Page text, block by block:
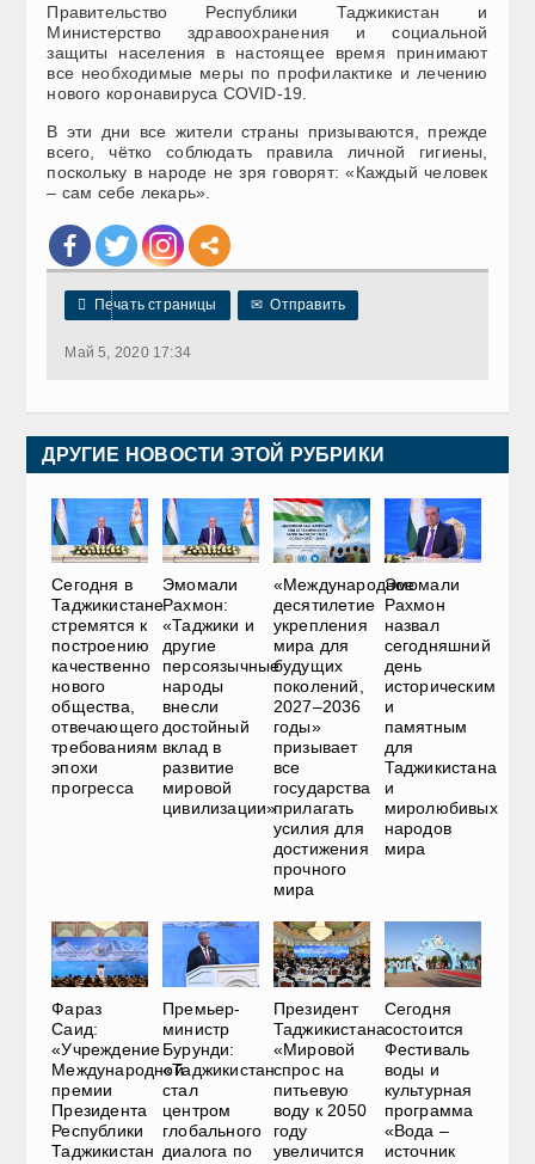
Правительство Республики Таджикистан и
Министерство здравоохранения и социальной
защиты населения в настоящее время принимают
все необходимые меры по профилактике и лечению
нового коронавируса COVID-19.
В эти дни все жители страны призываются, прежде
всего, чётко соблюдать правила личной гигиены,
поскольку в народе не зря говорят: «Каждый человек
– сам себе лекарь».
 Печать страницы ✉ Отправить
Май 5, 2020 17:34
ДРУГИЕ НОВОСТИ ЭТОЙ РУБРИКИ
Сегодня в
Таджикистане
стремятся к
построению
качественно
нового
общества,
отвечающего
требованиям
эпохи
прогресса
Эмомали
Рахмон:
«Таджики и
другие
персоязычные
народы
внесли
достойный
вклад в
развитие
мировой
цивилизации»
«Международное
десятилетие
укрепления
мира для
будущих
поколений,
2027–2036
годы»
призывает
все
государства
прилагать
усилия для
достижения
прочного
мира
Эмомали
Рахмон
назвал
сегодняшний
день
историческим
и
памятным
для
Таджикистана
и
миролюбивых
народов
мира
Фараз
Саид:
«Учреждение
Международной
премии
Президента
Республики
Таджикистан
Премьер-
министр
Бурунди:
«Таджикистан
стал
центром
глобального
диалога по
Президент
Таджикистана:
«Мировой
спрос на
питьевую
воду к 2050
году
увеличится
Сегодня
состоится
Фестиваль
воды и
культурная
программа
«Вода –
источник